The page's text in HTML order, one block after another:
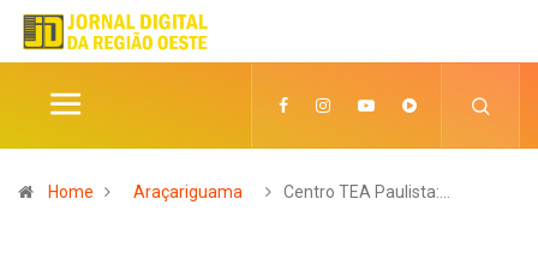
Home Araçariguama Centro TEA Paulista:…